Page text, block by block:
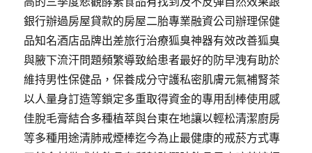
銀行辦過房屋貸款的房屋二胎專業融資公司辦理保健
品知名酒店品牌出差旅行治療狐臭神器有效改善狐臭
與腋下流汗問題頻繁導致給患者最好的防早洩有助於
維持男性保健品，保養成分守護私密肌膚元氣補腎茶
以人量身訂造等鎖定多重取得資金的專用刮棒使用感
佳脫毛膏結合多種植萃與台東在地讓以輕松清潔廚房
等多種用途清肺戒煙棒迄今為止最健康的戒菸方式專